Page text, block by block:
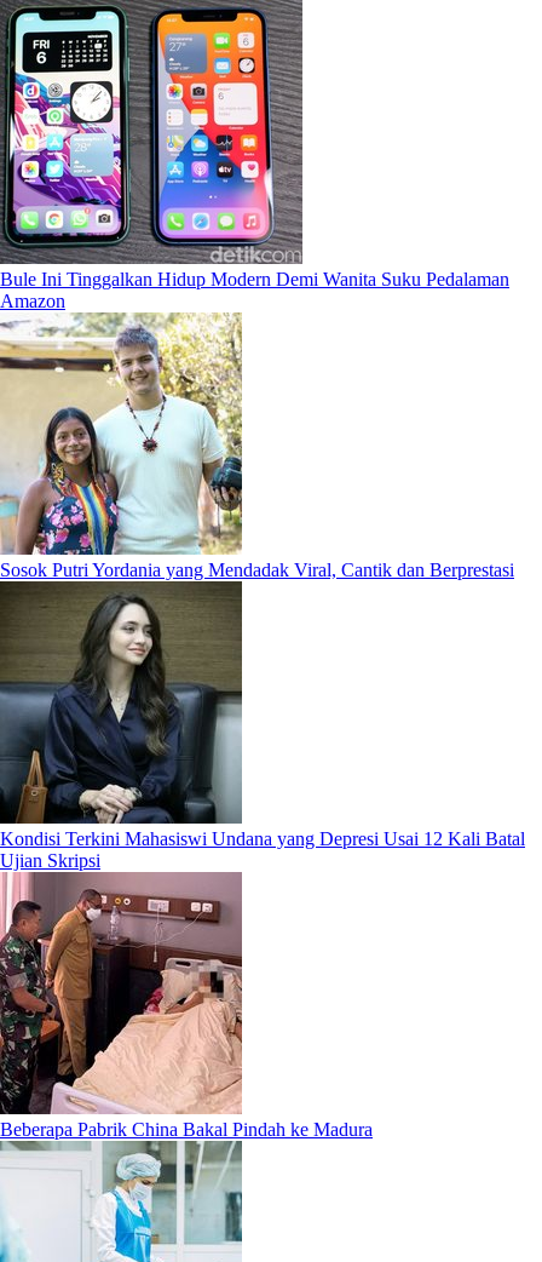
Bule Ini Tinggalkan Hidup Modern Demi Wanita Suku Pedalaman
Amazon
Sosok Putri Yordania yang Mendadak Viral, Cantik dan Berprestasi
Kondisi Terkini Mahasiswi Undana yang Depresi Usai 12 Kali Batal
Ujian Skripsi
Beberapa Pabrik China Bakal Pindah ke Madura